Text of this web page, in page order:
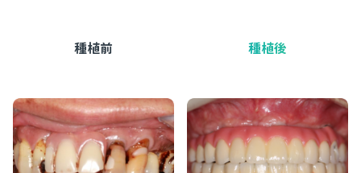
種植前 種植後